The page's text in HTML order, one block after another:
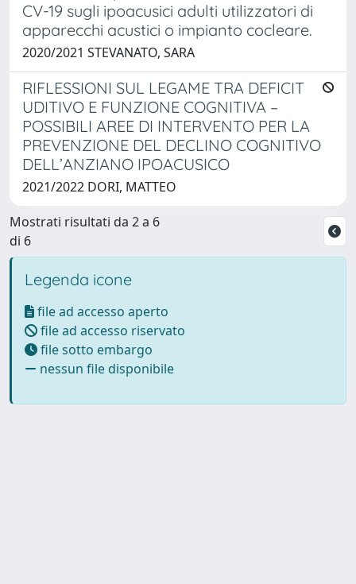
CV-19 sugli ipoacusici adulti utilizzatori di
apparecchi acustici o impianto cocleare.
2020/2021 STEVANATO, SARA
RIFLESSIONI SUL LEGAME TRA DEFICIT
UDITIVO E FUNZIONE COGNITIVA –
POSSIBILI AREE DI INTERVENTO PER LA
PREVENZIONE DEL DECLINO COGNITIVO
DELL’ANZIANO IPOACUSICO
2021/2022 DORI, MATTEO
Mostrati risultati da 2 a 6
di 6
Legenda icone
file ad accesso aperto
file ad accesso riservato
file sotto embargo
nessun file disponibile